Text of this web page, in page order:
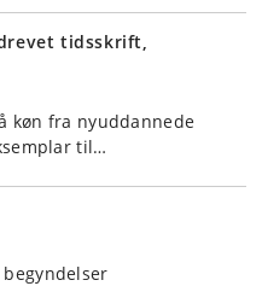
tidsskrift,
køn fra nyuddannede
til…